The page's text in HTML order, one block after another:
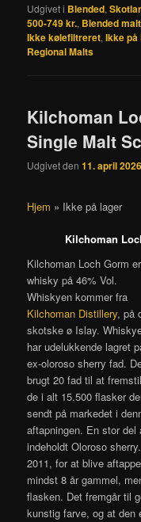
Udgivet i Blended,
500-749 kr., Blended malt
Ikke kølefiltreret,Ikke på
Regional Malts
Kilchoman
Single Malt
Udgivet den11. april 2026
Hjem » Ikke på lager
Kilchoman
Kilchoman Loch Gorm
whisky på 46% Vol.
Whiskyen kommer fra
Kilchoman Distillery, på
skotske ø Islay.
har udelukkende lagret
ex-oloroso sherry fad.
brugt 20 fad til at
de i alt 15.500 flasker
sendt på markedet i
aftapningen. En stor del
indeholdt Oloroso
2011, for at blive
mindst 8 år gammel,
flasken. Det fremgår til
kunstig farve, og at den